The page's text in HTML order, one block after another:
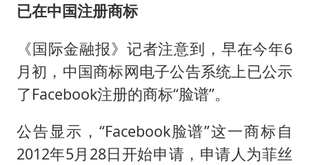
已在中国注册商标
《国际金融报》记者注意到，早在今年6
月初，中国商标网电子公告系统上已公示
了Facebook注册的商标“脸谱”。
公告显示，“Facebook脸谱”这一商标自
2012年5月28日开始申请，申请人为菲丝